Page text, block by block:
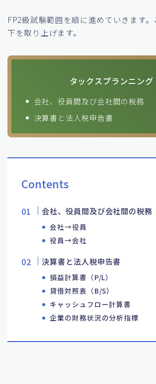
FP2級試験範囲を順に進めていきます
下を取り上げます。
タックスプランニング
会社、役員間及び会社間の税務
決算書と法人税申告書
Contents
会社、役員間及び会社間の税務
会社→役員
役員→会社
決算書と法人税申告書
損益計算書（P/L）
貸借対照表（B/S）
キャッシュフロー計算書
企業の財務状況の分析指標